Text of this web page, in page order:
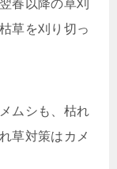
春以降の草刈
草を刈り切っ
ムシも、枯れ
草対策はカメ